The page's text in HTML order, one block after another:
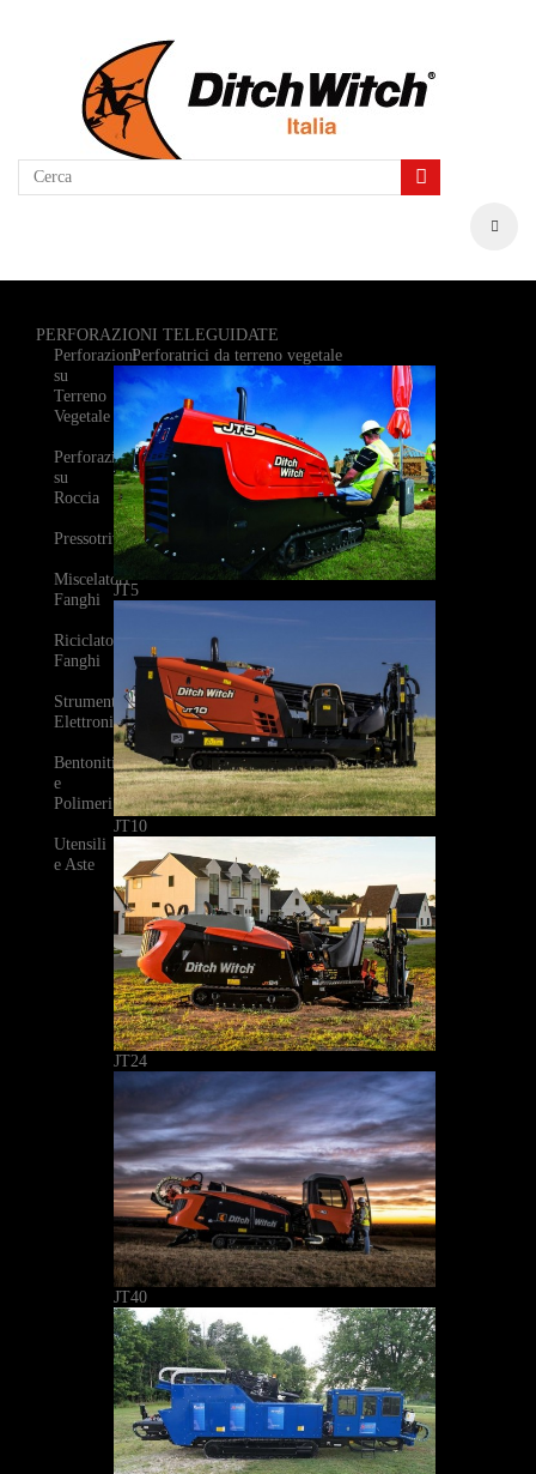
PERFORAZIONI TELEGUIDATE
Perforazioni
su
Terreno
Vegetale
Perforazioni
su
Roccia
Pressotrivelle
Miscelatori
Fanghi
Riciclatori
Fanghi
Strumenti
Elettronici
Bentoniti
e
Polimeri
Utensili
e Aste
Perforatrici da terreno vegetale
JT5
JT10
JT24
JT40